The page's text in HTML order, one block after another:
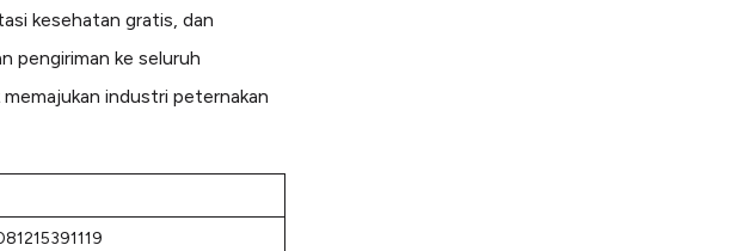
kesehatan gratis, dan
pengiriman ke seluruh
industri peternakan